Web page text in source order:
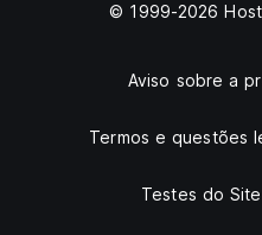
© 1999-2026
Aviso sobre a
Termos e questões
Testes do Site